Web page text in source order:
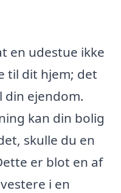
en udestue ikke
til dit hjem; det
ejendom.
kan din bolig
skulle du en
er blot en af
i en